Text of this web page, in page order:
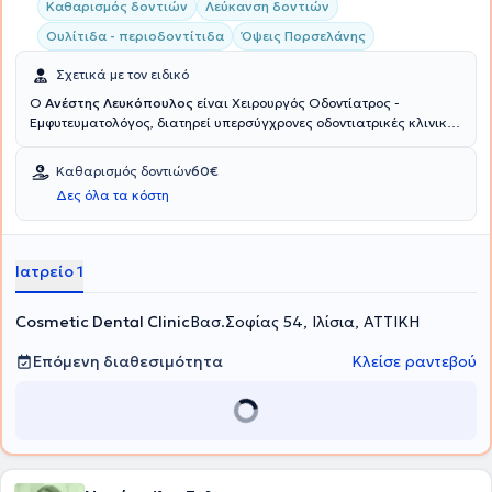
Καθαρισμός δοντιών
Λεύκανση δοντιών
Ουλίτιδα - περιοδοντίτιδα
Όψεις Πορσελάνης
Σχετικά με τον ειδικό
Ο Ανέστης Λευκόπουλος είναι Χειρουργός Οδοντίατρος -
Εμφυτευματολόγος, διατηρεί υπερσύγχρονες οδοντιατρικές κλινικές
γιατρός και η ομάδα του συνεργάζονται για να σας παρέχουν
ολοκληρωμένη οδοντιατρική φροντίδα και εξαιρετικά αισθητικά
οδοντιατρικά αποτελέσματα στην κλινική Cosmetic dental. Οι ιδέες
και η πολυετής εμπειρία του μετουσιώνονται στην παροχή
την αισθητική του στόματός σας και θα σας ικανοποιήσουν
απόλυτα.
Καθαρισμός δοντιών60€
Δες όλα τα κόστη
Ιατρείο 1
Cosmetic Dental ClinicΒασ.Σοφίας 54, Ιλίσια, ΑΤΤΙΚΗ
Επόμενη διαθεσιμότητα
Κλείσε ραντεβού